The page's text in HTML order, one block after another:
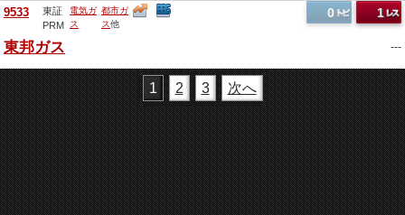
9533
東証
PRM
電気ガ
ス
都市ガ
ス他
1
0
東邦ガス ---
1 2 3 次へ